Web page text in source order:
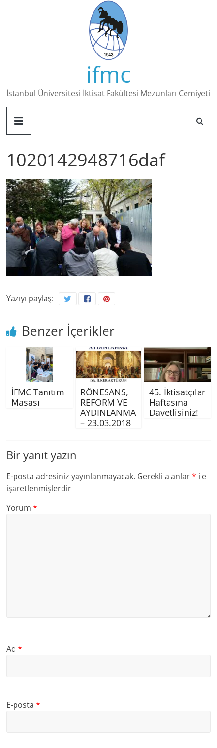
ifmc
İstanbul Üniversitesi İktisat Fakültesi Mezunları Cemiyeti
1020142948716daf
Yazıyı paylaş:
Benzer İçerikler
İFMC Tanıtım
Masası
RÖNESANS,
REFORM VE
AYDINLANMA
– 23.03.2018
45. İktisatçılar
Haftasına
Davetlisiniz!
Bir yanıt yazın
E-posta adresiniz yayınlanmayacak. Gerekli alanlar* ile
işaretlenmişlerdir
Yorum*
Ad*
E-posta*